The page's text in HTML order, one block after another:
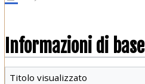
Informazioni di base
Titolo visualizzato